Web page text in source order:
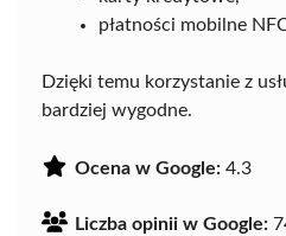
płatności mobilne
Dzięki temu korzystanie z
bardziej wygodne.
Ocena w Google: 4.3
Liczba opinii w Google: